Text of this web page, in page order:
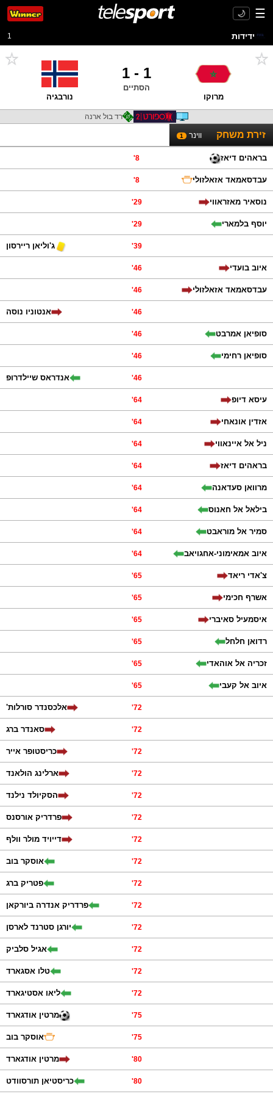
☰
🌙
ידידות 1
מרוקו
1
-
1
הסתיים
נורבגיה
רד בול ארנה
זירת משחק ווינר 1
בראהים דיאז 8
'
עבדסאמאד אזאלזולי 8
'
נוסאיר מאזראווי 29
'
יוסף בלמארי 29
'
39
' ג'וליאן ריירסון
איוב בועדי 46
'
עבדסאמאד אזאלזולי 46
'
46
' אנטוניו נוסה
סופיאן אמרבט 46
'
סופיאן רחימי 46
'
46
' אנדראס שיילדרופ
עיסא דיופ 64
'
אזדין אונאחי 64
'
ניל אל איינאווי 64
'
בראהים דיאז 64
'
מרוואן סעדאנה 64
'
בילאל אל חאנוס 64
'
סמיר אל מוראבט 64
'
איוב אמאימוני-אחגויאב 64
'
צ'אדי ריאד 65
'
אשרף חכימי 65
'
איסמעיל סאיברי 65
'
רדואן חלחל 65
'
זכריה אל אוהאדי 65
'
איוב אל קעבי 65
'
72
' אלכסנדר סורלות'
72
' סאנדר ברג
72
' כריסטופר אייר
72
' ארלינג הולאנד
72
' הסקיולד נילנד
72
' פרדריק אורסנס
72
' דייויד מולר וולף
72
' אוסקר בוב
72
' פטריק ברג
72
' פרדריק אנדרה ביורקאן
72
' יורגן סטרנד לארסן
72
' אגיל סלביק
72
' טלו אסגארד
72
' ליאו אסטיגארד
75
' מרטין אודגארד
75
' אוסקר בוב
80
' מרטין אודגארד
80
' כריסטיאן תורסוודט